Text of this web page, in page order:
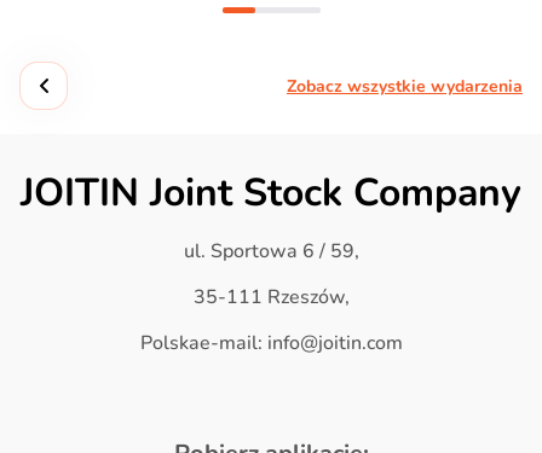
Zobacz wszystkie wydarzenia
JOITIN Joint Stock Company
ul. Sportowa 6 / 59,
35-111 Rzeszów,
Polskae-mail: info@joitin.com